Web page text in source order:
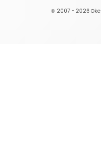
© 2007 - 2026